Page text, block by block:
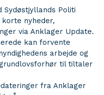
Sydøstjyllands Politi
nyheder,
via Anklager Update.
kan forvente
arbejde og
til tiltaler
fra Anklager